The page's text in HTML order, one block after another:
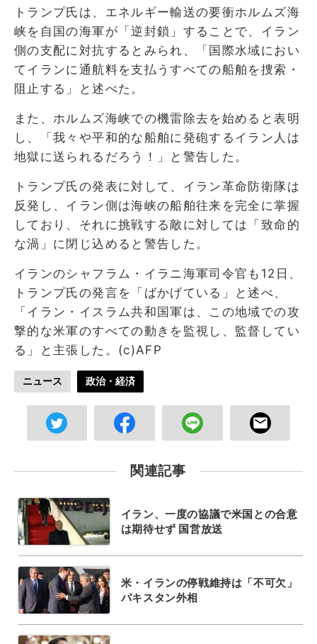
トランプ氏は、エネルギー輸送の要衝ホルムズ海
峡を自国の海軍が「逆封鎖」することで、イラン
側の支配に対抗するとみられ、「国際水域におい
てイランに通航料を支払うすべての船舶を捜索・
阻止する」と述べた。
また、ホルムズ海峡での機雷除去を始めると表明
し、「我々や平和的な船舶に発砲するイラン人は
地獄に送られるだろう！」と警告した。
トランプ氏の発表に対して、イラン革命防衛隊は
反発し、イラン側は海峡の船舶往来を完全に掌握
しており、それに挑戦する敵に対しては「致命的
な渦」に閉じ込めると警告した。
イランのシャフラム・イラニ海軍司令官も12日、
トランプ氏の発言を「ばかげている」と述べ、
「イラン・イスラム共和国軍は、この地域での攻
撃的な米軍のすべての動きを監視し、監督してい
る」と主張した。(c)AFP
ニュース 政治・経済
関連記事
イラン、一度の協議で米国との合意
は期待せず 国営放送
米・イランの停戦維持は「不可欠」
パキスタン外相